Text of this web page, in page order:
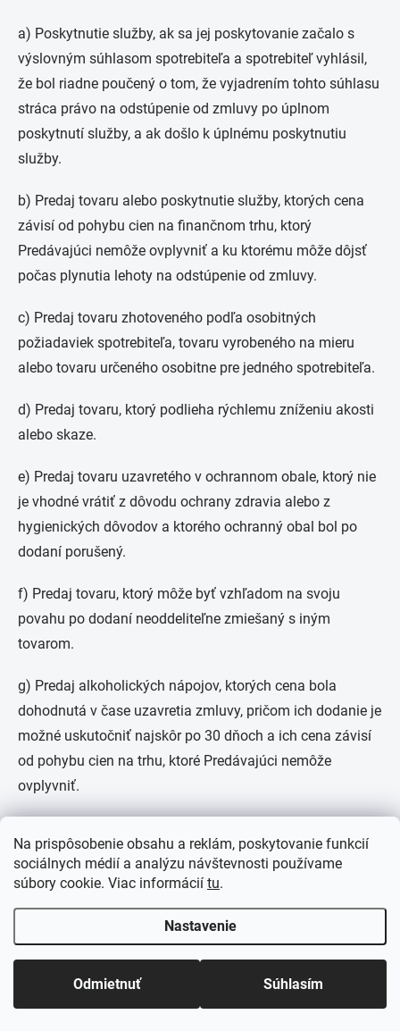
Na prispôsobenie obsahu a reklám, poskytovanie funkcií
sociálnych médií a analýzu návštevnosti používame
súbory cookie. Viac informácií tu.
Nastavenie
Odmietnuť Súhlasím
a) Poskytnutie služby, ak sa jej poskytovanie začalo s
výslovným súhlasom spotrebiteľa a spotrebiteľ vyhlásil,
že bol riadne poučený o tom, že vyjadrením tohto súhlasu
stráca právo na odstúpenie od zmluvy po úplnom
poskytnutí služby, a ak došlo k úplnému poskytnutiu
služby.
b) Predaj tovaru alebo poskytnutie služby, ktorých cena
závisí od pohybu cien na finančnom trhu, ktorý
Predávajúci nemôže ovplyvniť a ku ktorému môže dôjsť
počas plynutia lehoty na odstúpenie od zmluvy.
c) Predaj tovaru zhotoveného podľa osobitných
požiadaviek spotrebiteľa, tovaru vyrobeného na mieru
alebo tovaru určeného osobitne pre jedného spotrebiteľa.
d) Predaj tovaru, ktorý podlieha rýchlemu zníženiu akosti
alebo skaze.
e) Predaj tovaru uzavretého v ochrannom obale, ktorý nie
je vhodné vrátiť z dôvodu ochrany zdravia alebo z
hygienických dôvodov a ktorého ochranný obal bol po
dodaní porušený.
f) Predaj tovaru, ktorý môže byť vzhľadom na svoju
povahu po dodaní neoddeliteľne zmiešaný s iným
tovarom.
g) Predaj alkoholických nápojov, ktorých cena bola
dohodnutá v čase uzavretia zmluvy, pričom ich dodanie je
možné uskutočniť najskôr po 30 dňoch a ich cena závisí
od pohybu cien na trhu, ktoré Predávajúci nemôže
ovplyvniť.
spotrebiteľ výslovne požiadal Predávajúceho. To neplatí
pre zmluvy o službách a zmluvy, ktorých predmetom je
vykonanie opravy alebo údržby, ak boli uzavreté počas
tieto služby alebo tovary vopred neobjednal.